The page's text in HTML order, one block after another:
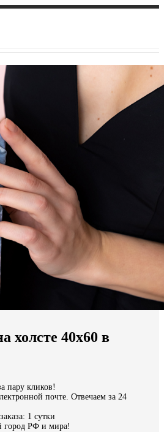
миру
холсте 40х60 в
пару кликов!
почте. Отвечаем за 24
1 сутки
город РФ и мира!